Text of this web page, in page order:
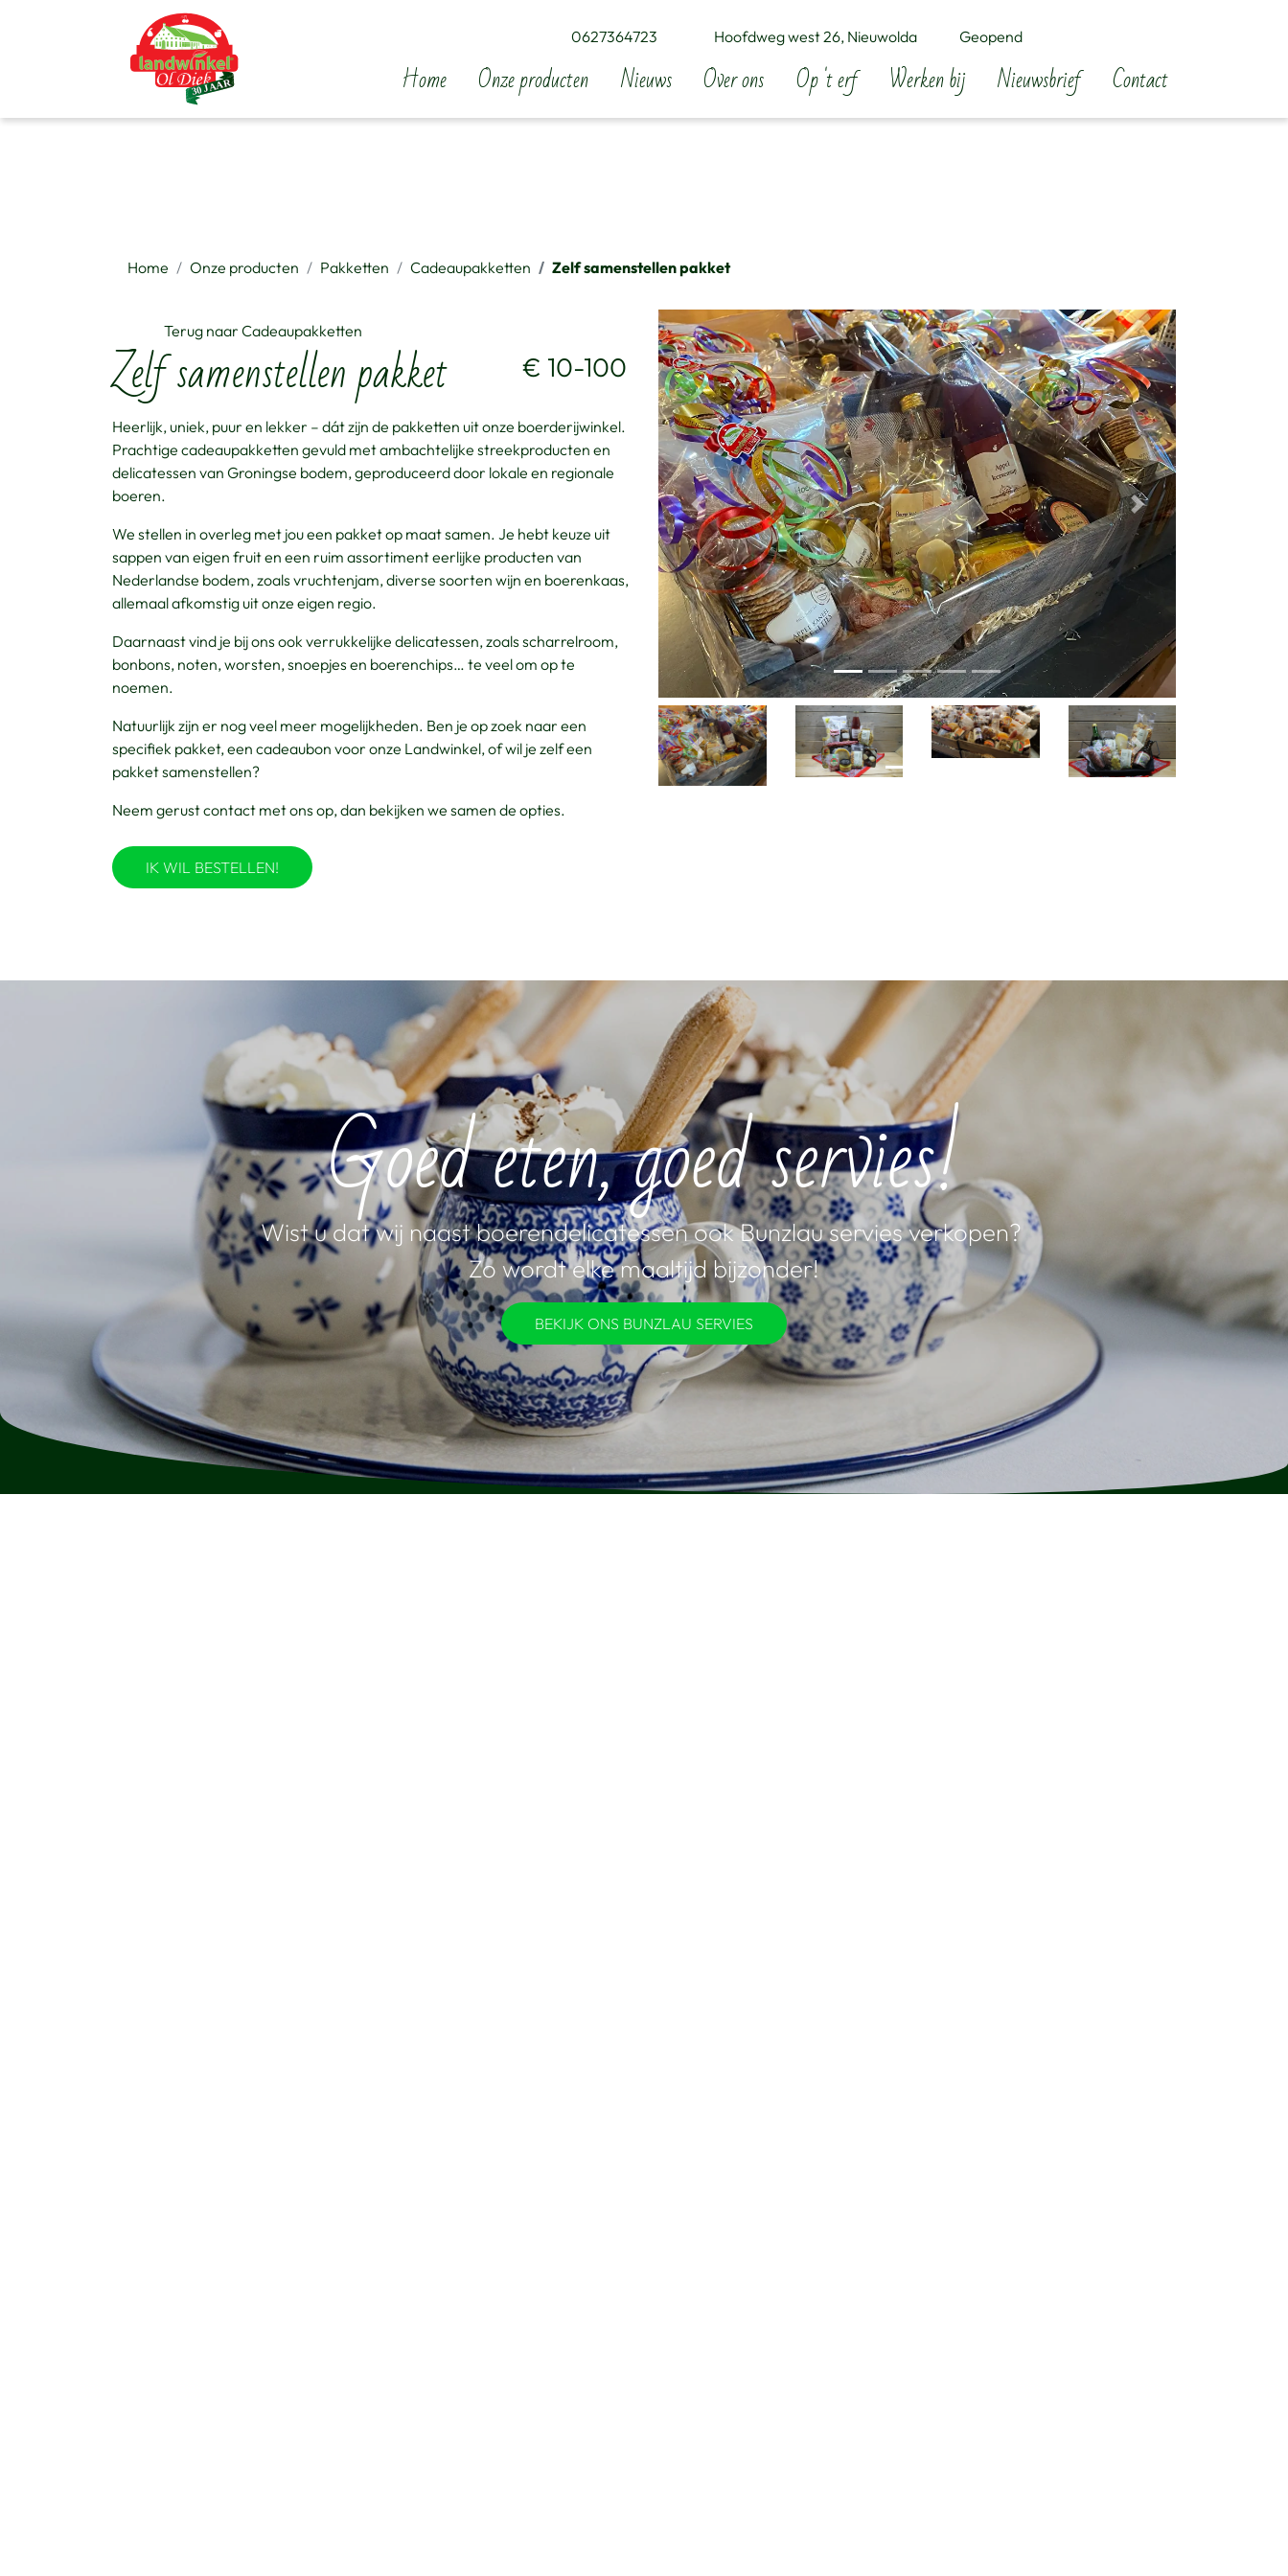
0627364723 Hoofdweg west 26, Nieuwolda Geopend
Home Onze producten Nieuws Over ons Op 't erf Werken bij Nieuwsbrief Contact
Home Onze producten Pakketten Cadeaupakketten Zelf samenstellen pakket
Terug naar Cadeaupakketten
Zelf samenstellen pakket € 10-100
Heerlijk, uniek, puur en lekker – dát zijn de pakketten uit onze boerderijwinkel.
Prachtige cadeaupakketten gevuld met ambachtelijke streekproducten en
delicatessen van Groningse bodem, geproduceerd door lokale en regionale
boeren.
We stellen in overleg met jou een pakket op maat samen. Je hebt keuze uit
sappen van eigen fruit en een ruim assortiment eerlijke producten van
Nederlandse bodem, zoals vruchtenjam, diverse soorten wijn en boerenkaas,
allemaal afkomstig uit onze eigen regio.
Daarnaast vind je bij ons ook verrukkelijke delicatessen, zoals scharrelroom,
bonbons, noten, worsten, snoepjes en boerenchips… te veel om op te
noemen.
Natuurlijk zijn er nog veel meer mogelijkheden. Ben je op zoek naar een
specifiek pakket, een cadeaubon voor onze Landwinkel, of wil je zelf een
pakket samenstellen?
Neem gerust contact met ons op, dan bekijken we samen de opties.
IK WIL BESTELLEN!
Vorige Volgende
Vorige Volgende
Goed eten, goed servies!
Wist u dat wij naast boerendelicatessen ook Bunzlau servies verkopen?
Zo wordt elke maaltijd bijzonder!
BEKIJK ONS BUNZLAU SERVIES